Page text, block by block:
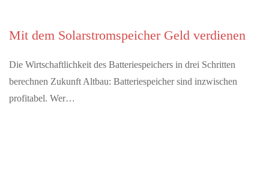
Mit dem Solarstromspeicher Geld verdienen
Die Wirtschaftlichkeit des Batteriespeichers in drei Schritten
berechnen Zukunft Altbau: Batteriespeicher sind inzwischen
profitabel. Wer…